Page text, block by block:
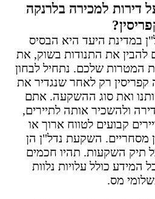
דירות למכירה בלרנקה
במדינת היעד היא הבסיס
להבין את התנודות בשוק, את
המטרות שלכם. נתחיל לבחון
קפריסין רק לאחר שנגדיר את
ואת סוג ההשקעה. אתם
ולהשכיר אותה לתיירים,
קבועים לטווח ארוך או
מסחריים. השקעת נדל"ן הן
תיק השקעות. תהיו חכמים
המידע כולל עלויות נלוות
מס.